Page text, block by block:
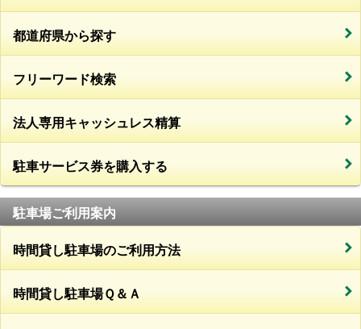
都道府県から探す
フリーワード検索
法人専用キャッシュレス精算
駐車サービス券を購入する
駐車場ご利用案内
時間貸し駐車場のご利用方法
時間貸し駐車場Ｑ＆Ａ